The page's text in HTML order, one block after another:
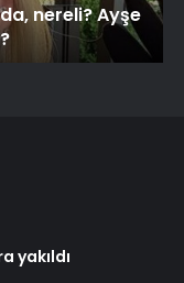
nereli? Ayşe
yakıldı